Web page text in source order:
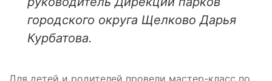
городского округа Щелково Дарья
Курбатова.